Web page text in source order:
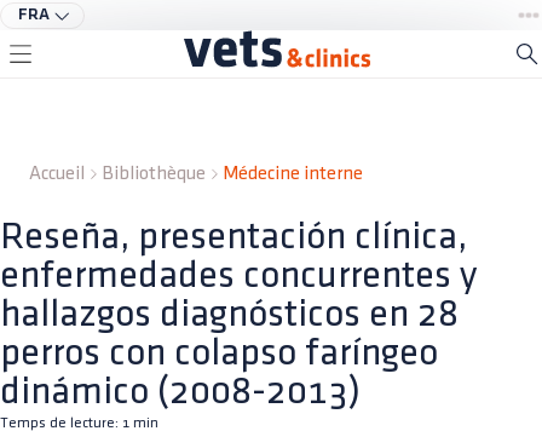
FRA
Accueil Bibliothèque Médecine interne
Reseña, presentación clínica,
enfermedades concurrentes y
hallazgos diagnósticos en 28
perros con colapso faríngeo
dinámico (2008-2013)
Temps de lecture: 1 min